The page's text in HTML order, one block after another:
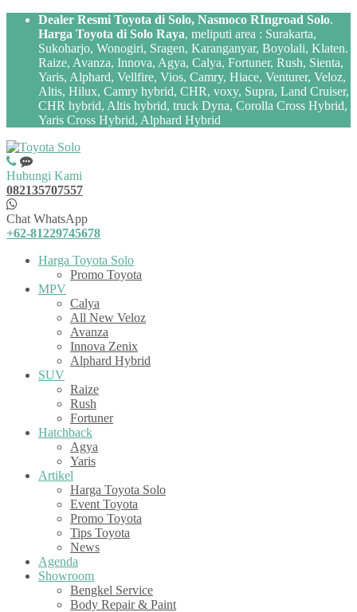
Dealer Resmi Toyota di Solo, Nasmoco RIngroad Solo.
Harga Toyota di Solo Raya, meliputi area : Surakarta,
Sukoharjo, Wonogiri, Sragen, Karanganyar, Boyolali, Klaten.
Raize, Avanza, Innova, Agya, Calya, Fortuner, Rush, Sienta,
Yaris, Alphard, Vellfire, Vios, Camry, Hiace, Venturer, Veloz,
Altis, Hilux, Camry hybrid, CHR, voxy, Supra, Land Cruiser,
CHR hybrid, Altis hybrid, truck Dyna, Corolla Cross Hybrid,
Yaris Cross Hybrid, Alphard Hybrid
Hubungi Kami
082135707557
Chat WhatsApp
+62-81229745678
Harga Toyota Solo
Promo Toyota
MPV
Calya
All New Veloz
Avanza
Innova Zenix
Alphard Hybrid
SUV
Raize
Rush
Fortuner
Hatchback
Agya
Yaris
Artikel
Harga Toyota Solo
Event Toyota
Promo Toyota
Tips Toyota
News
Agenda
Showroom
Bengkel Service
Body Repair & Paint